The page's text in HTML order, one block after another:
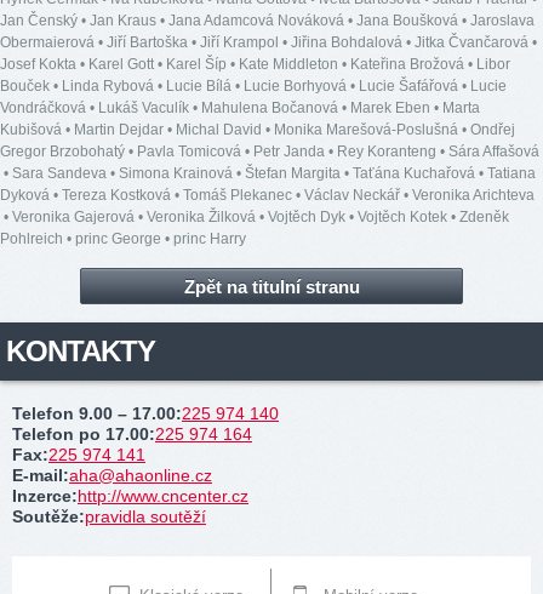
Jan Čenský • Jan Kraus • Jana Adamcová Nováková • Jana Boušková • Jaroslava
Obermaierová • Jiří Bartoška • Jiří Krampol • Jiřina Bohdalová • Jitka Čvančarová •
Josef Kokta • Karel Gott • Karel Šíp • Kate Middleton • Kateřina Brožová • Libor
Bouček • Linda Rybová • Lucie Bílá • Lucie Borhyová • Lucie Šafářová • Lucie
Vondráčková • Lukáš Vaculík • Mahulena Bočanová • Marek Eben • Marta
Kubišová • Martin Dejdar • Michal David • Monika Marešová-Poslušná • Ondřej
Gregor Brzobohatý • Pavla Tomicová • Petr Janda • Rey Koranteng • Sára Affašová
• Sara Sandeva • Simona Krainová • Štefan Margita • Taťána Kuchařová • Tatiana
Dyková • Tereza Kostková • Tomáš Plekanec • Václav Neckář • Veronika Arichteva
• Veronika Gajerová • Veronika Žilková • Vojtěch Dyk • Vojtěch Kotek • Zdeněk
Pohlreich • princ George • princ Harry
Zpět na titulní stranu
KONTAKTY
Telefon 9.00 – 17.00:225 974 140
Telefon po 17.00:225 974 164
Fax:225 974 141
E-mail:aha@ahaonline.cz
Inzerce:http://www.cncenter.cz
Soutěže:pravidla soutěží